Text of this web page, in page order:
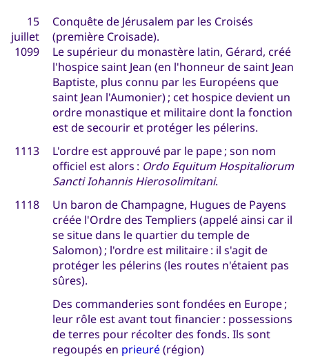
15
juillet
1099
Conquête de Jérusalem par les Croisés
(première Croisade).
Le supérieur du monastère latin, Gérard, créé
l'hospice saint Jean (en l'honneur de saint Jean
Baptiste, plus connu par les Européens que
saint Jean l'Aumonier) ; cet hospice devient un
ordre monastique et militaire dont la fonction
est de secourir et protéger les pélerins.
1113
L'ordre est approuvé par le pape ; son nom
officiel est alors : Ordo Equitum Hospitaliorum
Sancti Iohannis Hierosolimitani.
1118
Un baron de Champagne, Hugues de Payens
créée l'Ordre des Templiers (appelé ainsi car il
se situe dans le quartier du temple de
Salomon) ; l'ordre est militaire : il s'agit de
protéger les pélerins (les routes n'étaient pas
sûres).
Des commanderies sont fondées en Europe ;
leur rôle est avant tout financier : possessions
de terres pour récolter des fonds. Ils sont
regoupés en prieuré(région)